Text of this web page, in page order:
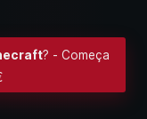
? - Começa